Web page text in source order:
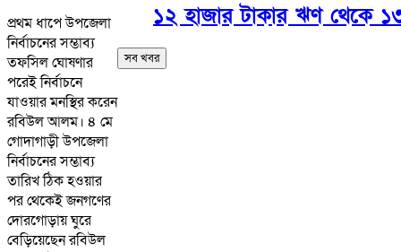
প্রথম ধাপে উপজেলা
নির্বাচনের সম্ভাব্য
তফসিল ঘোষণার
পরেই নির্বাচনে
যাওয়ার মনস্থির করেন
রবিউল আলম। ৪ মে
গোদাগাড়ী উপজেলা
নির্বাচনের সম্ভাব্য
তারিখ ঠিক হওয়ার
পর থেকেই জনগণের
দোরগোড়ায় ঘুরে
বেড়িয়েছেন রবিউল
১২ হাজার টাকার ঋণ থেকে ১৩
সব খবর